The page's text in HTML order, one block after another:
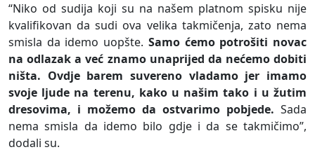
“Niko od sudija koji su na našem platnom spisku nije
kvalifikovan da sudi ova velika takmičenja, zato nema
smisla da idemo uopšte. Samo ćemo potrošiti novac
na odlazak a već znamo unaprijed da nećemo dobiti
ništa. Ovdje barem suvereno vladamo jer imamo
svoje ljude na terenu, kako u našim tako i u žutim
dresovima, i možemo da ostvarimo pobjede. Sada
nema smisla da idemo bilo gdje i da se takmičimo”,
dodali su.